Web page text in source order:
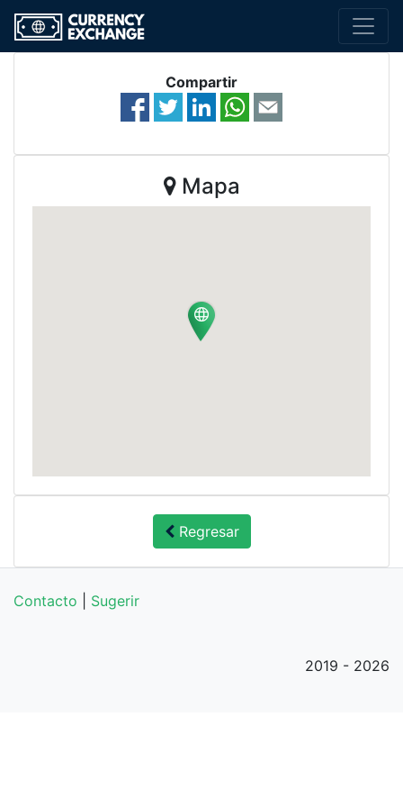
Compartir
Mapa
Regresar
Contacto Sugerir
2019 - 2026